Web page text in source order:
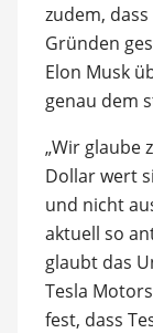
zudem,
Gründen
Elon Musk
genau dem
„Wir glaube
Dollar wert
und nicht
aktuell so
glaubt das
Tesla
fest, dass